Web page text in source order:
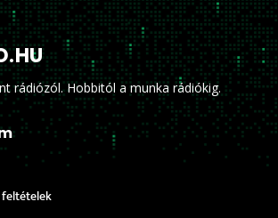
rádiózól. Hobbitól a munka rádiókig.
feltételek